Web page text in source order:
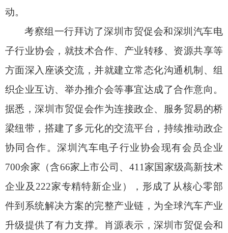
动。
考察组一行拜访了深圳市贸促会和深圳汽车电
子行业协会，就技术合作、产业转移、资源共享等
方面深入座谈交流，并就建立常态化沟通机制、组
织企业互访、举办推介会等事宜达成了合作意向。
据悉，深圳市贸促会作为连接政企、服务贸易的桥
梁纽带，搭建了多元化的交流平台，持续推动政企
协同合作。深圳汽车电子行业协会现有会员企业
700余家（含66家上市公司、411家国家级高新技术
企业及222家专精特新企业），形成了从核心零部
件到系统解决方案的完整产业链，为全球汽车产业
升级提供了有力支撑。肖源表示，深圳市贸促会和